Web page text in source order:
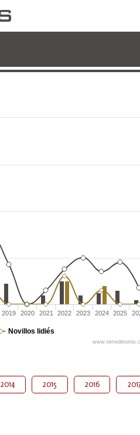
Novillos lidiés
2019 2020 2021 2022 2023 2024 2025
2014 2015 2016